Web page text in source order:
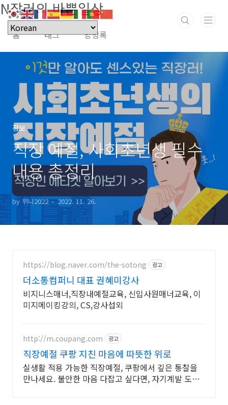
본문 바로가기
N잡러의 바쁜일상
홈 태그 방명록
정보
직장 예절, 사회초년생 필수
내용 총정리
by 위니2022 2022. 11. 26.
https://blog.naver.com/the-sotong 광고
더소통컴퍼니 대표 권혜미강사
비지니스매너,직장내예절교육, 신입사원매너교육, 이
미지메이킹강의, CS,강사섭외
http://m.coupang.com 광고
직장예절 쿠팡 지친 마음에 따뜻한 위로
실생활 적용 가능한 직장예절, 쿠팡에서 깊은 통찰을
만나세요. 불안한 마음 다잡고 싶다면, 자기계발 도서,